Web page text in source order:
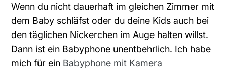
Wenn du nicht dauerhaft im gleichen Zimmer mit
dem Baby schläfst oder du deine Kids auch bei
den täglichen Nickerchen im Auge halten willst.
Dann ist ein Babyphone unentbehrlich. Ich habe
mich für ein Babyphone mit Kamera